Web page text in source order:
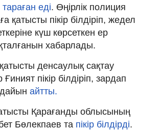
еді. Өңірлік полиция
қатысты пікір білдіріп, жедел
күш көрсеткен ер
хабарлады.
қатысты денсаулық сақтау
пікір білдіріп, зардап
айтты.
Қарағанды облысының
Бөлекпаев та пікір білдірді.